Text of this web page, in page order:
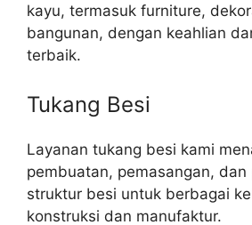
kayu, termasuk furniture,
bangunan, dengan keahlian
terbaik.
Tukang Besi
Layanan tukang besi kami
pembuatan, pemasangan, dan
struktur besi untuk berbagai
konstruksi dan manufaktur.